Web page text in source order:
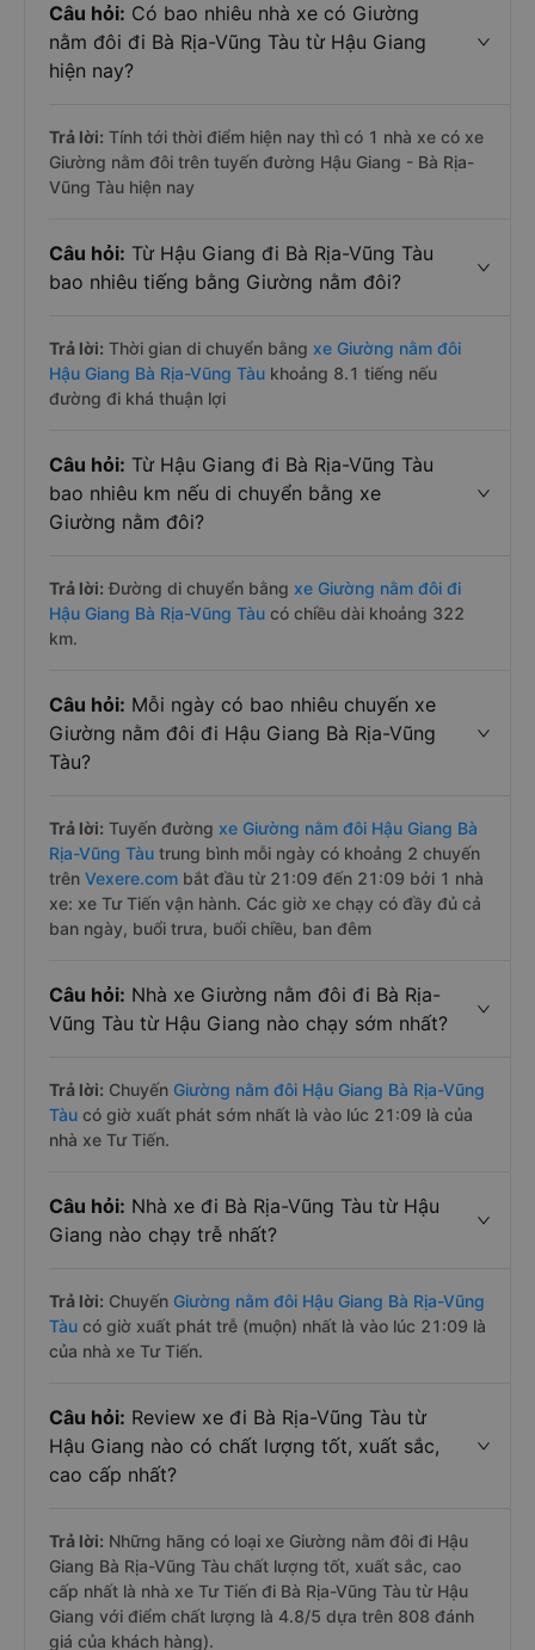
Câu hỏi: Có bao nhiêu nhà xe có Giường
nằm đôi đi Bà Rịa-Vũng Tàu từ Hậu Giang
hiện nay?
Trả lời: Tính tới thời điểm hiện nay thì có 1 nhà xe có xe
Giường nằm đôi trên tuyến đường Hậu Giang - Bà Rịa-
Vũng Tàu hiện nay
Câu hỏi: Từ Hậu Giang đi Bà Rịa-Vũng Tàu
bao nhiêu tiếng bằng Giường nằm đôi?
Trả lời: Thời gian di chuyển bằng xe Giường nằm đôi
Hậu Giang Bà Rịa-Vũng Tàu khoảng 8.1 tiếng nếu
đường đi khá thuận lợi
Câu hỏi: Từ Hậu Giang đi Bà Rịa-Vũng Tàu
bao nhiêu km nếu di chuyển bằng xe
Giường nằm đôi?
Trả lời: Đường di chuyển bằng xe Giường nằm đôi đi
Hậu Giang Bà Rịa-Vũng Tàu có chiều dài khoảng 322
km.
Câu hỏi: Mỗi ngày có bao nhiêu chuyến xe
Giường nằm đôi đi Hậu Giang Bà Rịa-Vũng
Tàu?
Trả lời: Tuyến đường xe Giường nằm đôi Hậu Giang Bà
Rịa-Vũng Tàu trung bình mỗi ngày có khoảng 2 chuyến
trên Vexere.com bắt đầu từ 21:09 đến 21:09 bởi 1 nhà
xe: xe Tư Tiến vận hành. Các giờ xe chạy có đầy đủ cả
ban ngày, buổi trưa, buổi chiều, ban đêm
Câu hỏi: Nhà xe Giường nằm đôi đi Bà Rịa-
Vũng Tàu từ Hậu Giang nào chạy sớm nhất?
Trả lời: Chuyến Giường nằm đôi Hậu Giang Bà Rịa-Vũng
Tàu có giờ xuất phát sớm nhất là vào lúc 21:09 là của
nhà xe Tư Tiến.
Câu hỏi: Nhà xe đi Bà Rịa-Vũng Tàu từ Hậu
Giang nào chạy trễ nhất?
Trả lời: Chuyến Giường nằm đôi Hậu Giang Bà Rịa-Vũng
Tàu có giờ xuất phát trễ (muộn) nhất là vào lúc 21:09 là
của nhà xe Tư Tiến.
Câu hỏi: Review xe đi Bà Rịa-Vũng Tàu từ
Hậu Giang nào có chất lượng tốt, xuất sắc,
cao cấp nhất?
Trả lời: Những hãng có loại xe Giường nằm đôi đi Hậu
Giang Bà Rịa-Vũng Tàu chất lượng tốt, xuất sắc, cao
cấp nhất là nhà xe Tư Tiến đi Bà Rịa-Vũng Tàu từ Hậu
Giang với điểm chất lượng là 4.8/5 dựa trên 808 đánh
giá của khách hàng).